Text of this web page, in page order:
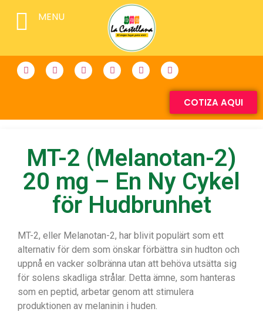
COTIZA AQUI
MT-2 (Melanotan-2)
20 mg – En Ny Cykel
för Hudbrunhet
MT-2, eller Melanotan-2, har blivit populärt som ett
alternativ för dem som önskar förbättra sin hudton och
uppnå en vacker solbränna utan att behöva utsätta sig
för solens skadliga strålar. Detta ämne, som hanteras
som en peptid, arbetar genom att stimulera
produktionen av melaninin i huden.
MENU